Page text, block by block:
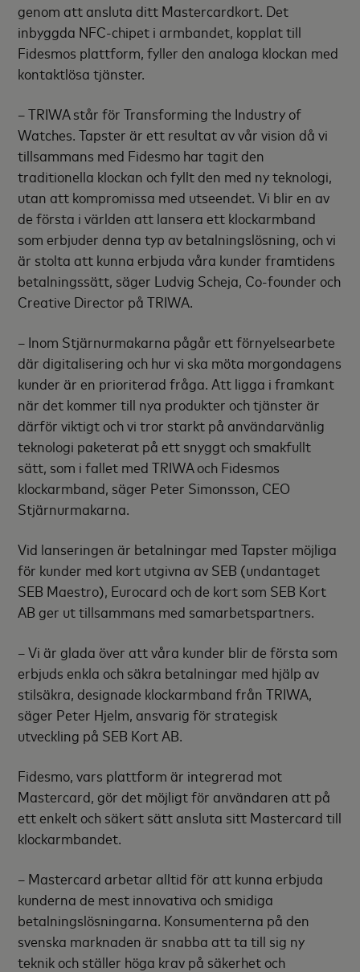
genom att ansluta ditt Mastercardkort. Det
inbyggda NFC-chipet i armbandet, kopplat till
Fidesmos plattform, fyller den analoga klockan med
kontaktlösa tjänster.
– TRIWA står för Transforming the Industry of
Watches. Tapster är ett resultat av vår vision då vi
tillsammans med Fidesmo har tagit den
traditionella klockan och fyllt den med ny teknologi,
utan att kompromissa med utseendet. Vi blir en av
de första i världen att lansera ett klockarmband
som erbjuder denna typ av betalningslösning, och vi
är stolta att kunna erbjuda våra kunder framtidens
betalningssätt, säger Ludvig Scheja, Co-founder och
Creative Director på TRIWA.
– Inom Stjärnurmakarna pågår ett förnyelsearbete
där digitalisering och hur vi ska möta morgondagens
kunder är en prioriterad fråga. Att ligga i framkant
när det kommer till nya produkter och tjänster är
därför viktigt och vi tror starkt på användarvänlig
teknologi paketerat på ett snyggt och smakfullt
sätt, som i fallet med TRIWA och Fidesmos
klockarmband, säger Peter Simonsson, CEO
Stjärnurmakarna.
Vid lanseringen är betalningar med Tapster möjliga
för kunder med kort utgivna av SEB (undantaget
SEB Maestro), Eurocard och de kort som SEB Kort
AB ger ut tillsammans med samarbetspartners.
– Vi är glada över att våra kunder blir de första som
erbjuds enkla och säkra betalningar med hjälp av
stilsäkra, designade klockarmband från TRIWA,
säger Peter Hjelm, ansvarig för strategisk
utveckling på SEB Kort AB.
Fidesmo, vars plattform är integrerad mot
Mastercard, gör det möjligt för användaren att på
ett enkelt och säkert sätt ansluta sitt Mastercard till
klockarmbandet.
– Mastercard arbetar alltid för att kunna erbjuda
kunderna de mest innovativa och smidiga
betalningslösningarna. Konsumenterna på den
svenska marknaden är snabba att ta till sig ny
teknik och ställer höga krav på säkerhet och